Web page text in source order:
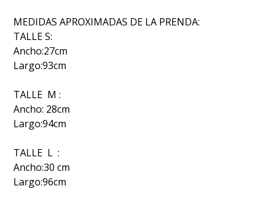
MEDIDAS APROXIMADAS DE LA PRENDA:
TALLE S:
Ancho:27cm
Largo:93cm
TALLE M :
Ancho: 28cm
Largo:94cm
TALLE L :
Ancho:30 cm
Largo:96cm